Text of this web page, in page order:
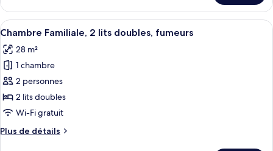
chambre
le
type
de
Suite,
Afficher
toutes
les
photos
pour
ce
type
chambre :
Une chambre d’hôtel avec deux
8
Chambre Familiale, 2 lits doubles, fumeurs
28 m²
1 chambre
2 personnes
2 lits doubles
Wi-Fi gratuit
Plus de détails
Plus